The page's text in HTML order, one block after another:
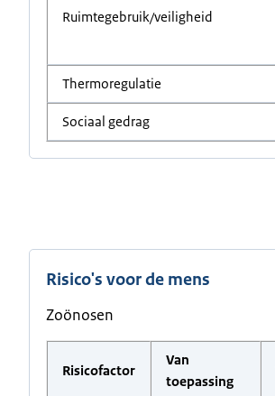
Ruimtegebruik/veiligheid
Thermoregulatie
Sociaal gedrag
Risico's voor de mens
Zoönosen
Risicofactor
Van
toepassing